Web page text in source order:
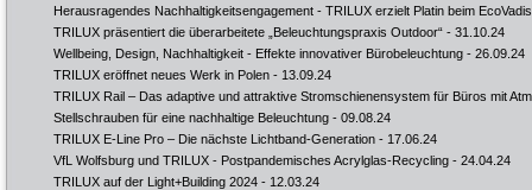
Herausragendes Nachhaltigkeitsengagement - TRILUX erzielt Platin beim
TRILUX präsentiert die überarbeitete „Beleuchtungspraxis Outdoor“ - 31.10.24
Wellbeing, Design, Nachhaltigkeit - Effekte innovativer Bürobeleuchtung - 26.09.24
TRILUX eröffnet neues Werk in Polen - 13.09.24
TRILUX Rail – Das adaptive und attraktive Stromschienensystem für Büros mit
Stellschrauben für eine nachhaltige Beleuchtung - 09.08.24
TRILUX E-Line Pro – Die nächste Lichtband-Generation - 17.06.24
VfL Wolfsburg und TRILUX - Postpandemisches Acrylglas-Recycling - 24.04.24
TRILUX auf der Light+Building 2024 - 12.03.24